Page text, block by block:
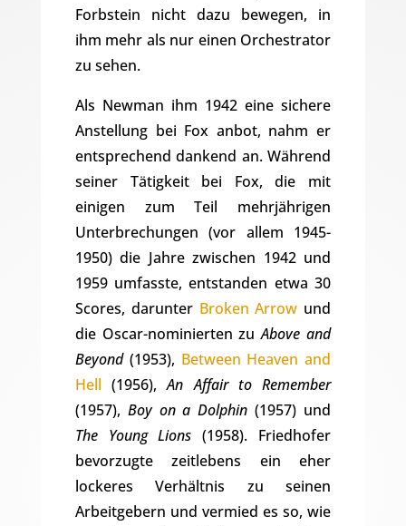
Forbstein nicht dazu bewegen, in
ihm mehr als nur einen Orchestrator
zu sehen.
Als Newman ihm 1942 eine sichere
Anstellung bei Fox anbot, nahm er
entsprechend dankend an. Während
seiner Tätigkeit bei Fox, die mit
einigen zum Teil mehrjährigen
Unterbrechungen (vor allem 1945-
1950) die Jahre zwischen 1942 und
1959 umfasste, entstanden etwa 30
Scores, darunter Broken Arrow und
die Oscar-nominierten zuAbove and
Beyond(1953), Between Heaven and
Hell (1956),An Affair to Remember
(1957), Boy on a Dolphin (1957) und
The Young Lions (1958). Friedhofer
bevorzugte zeitlebens ein eher
lockeres Verhältnis zu seinen
Arbeitgebern und vermied es so, wie